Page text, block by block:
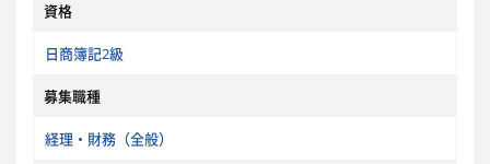
資格
日商簿記2級
募集職種
経理・財務（全般）